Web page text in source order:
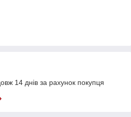
14 днів за рахунок покупця